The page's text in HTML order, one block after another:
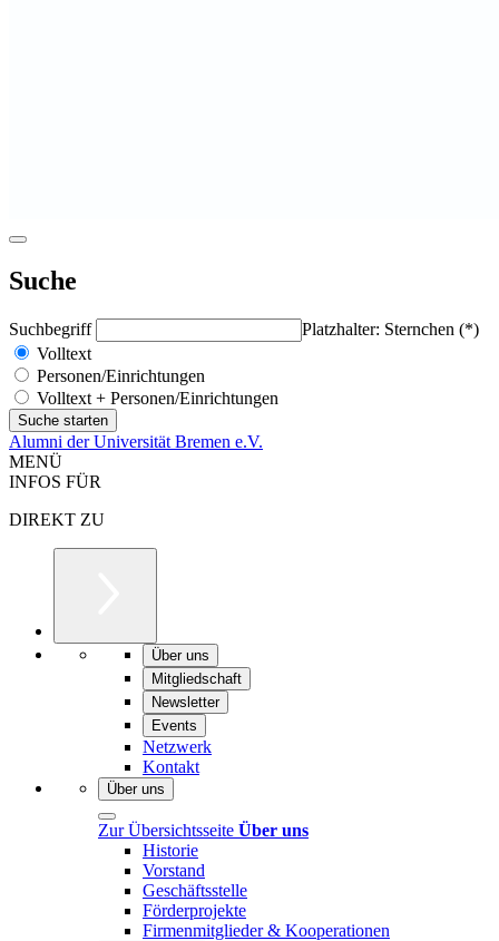
Suche
Suchbegriff
Platzhalter: Sternchen (*)
Volltext
Personen/Einrichtungen
Volltext + Personen/Einrichtungen
Alumni der Universität Bremen e.V.
MENÜ
INFOS FÜR
DIREKT ZU
Über uns
Mitgliedschaft
Newsletter
Events
Netzwerk
Kontakt
Über uns
Zur Übersichtsseite Über uns
Historie
Vorstand
Geschäftsstelle
Förderprojekte
Firmenmitglieder & Kooperationen